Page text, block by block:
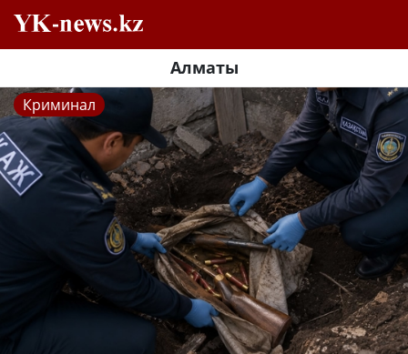
Алматы
Криминал